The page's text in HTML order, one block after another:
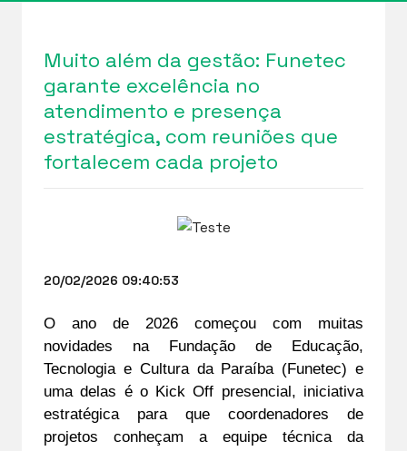
Muito além da gestão: Funetec
garante excelência no
atendimento e presença
estratégica, com reuniões que
fortalecem cada projeto
20/02/2026 09:40:53
O ano de 2026 começou com muitas
novidades na Fundação de Educação,
Tecnologia e Cultura da Paraíba (Funetec) e
uma delas é o Kick Off presencial, iniciativa
estratégica para que coordenadores de
projetos conheçam a equipe técnica da